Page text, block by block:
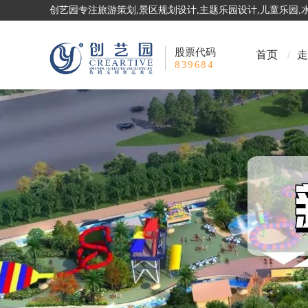
创艺园专注旅游策划,景区规划设计,主题乐园设计,儿童乐园
股票代码
839684
首页 /